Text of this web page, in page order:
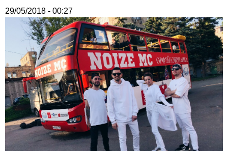
29/05/2018 - 00:27